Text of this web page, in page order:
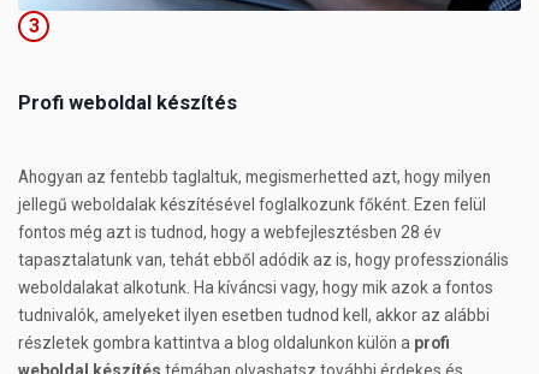
3
Profi weboldal készítés
Ahogyan az fentebb taglaltuk, megismerhetted azt, hogy milyen
jellegű weboldalak készítésével foglalkozunk főként. Ezen felül
fontos még azt is tudnod, hogy a webfejlesztésben 28 év
tapasztalatunk van, tehát ebből adódik az is, hogy professzionális
weboldalakat alkotunk. Ha kíváncsi vagy, hogy mik azok a fontos
tudnivalók, amelyeket ilyen esetben tudnod kell, akkor az alábbi
részletek gombra kattintva a blog oldalunkon külön a profi